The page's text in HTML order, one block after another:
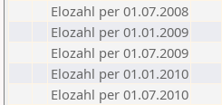
Elozahl per 01.07.2008
Elozahl per 01.01.2009
Elozahl per 01.07.2009
Elozahl per 01.01.2010
Elozahl per 01.07.2010